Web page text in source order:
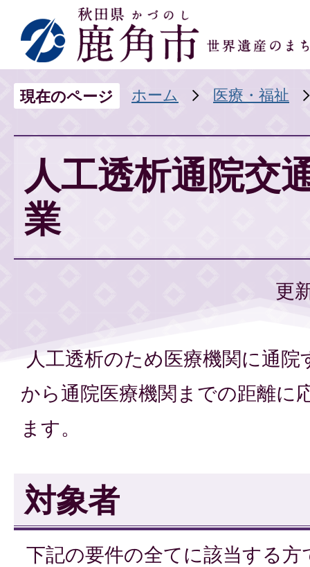
現在のページ ホーム 医療・福祉
人工透析通院交
業
更
人工透析のため医療機関に通院
から通院医療機関までの距離に
ます。
対象者
下記の要件の全てに該当する方